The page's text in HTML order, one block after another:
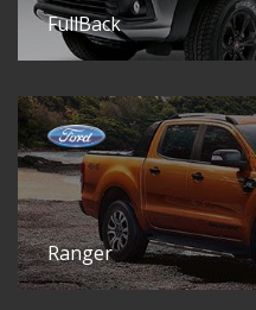
FullBack
Ranger